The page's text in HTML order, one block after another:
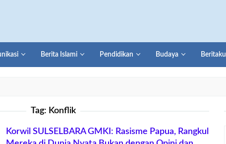
Berita Islami Pendidikan Budaya Beritaku
Tag: Konflik
Korwil SULSELBARA GMKI: Rasisme Papua, Rangkul